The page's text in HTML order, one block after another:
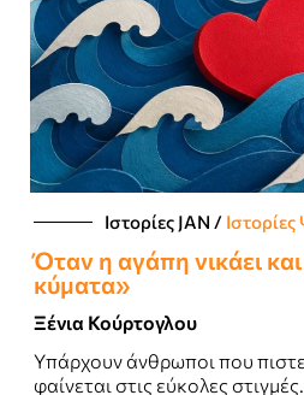
Ιστορίες JΑΝ /
Όταν η αγάπη νικάει
κύματα»
Ξένια Κούρτογλου
Υπάρχουν άνθρωποι που
φαίνεται στις εύκολες